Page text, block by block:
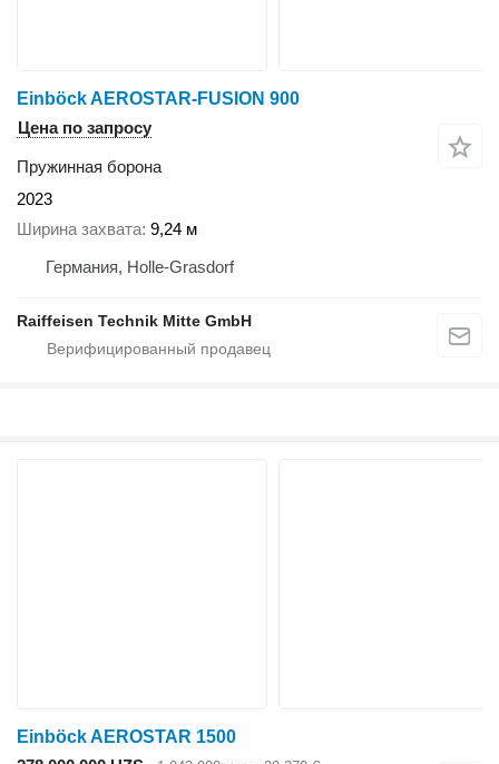
Einböck AEROSTAR-FUSION 900
Цена по запросу
Пружинная борона
2023
Ширина захвата 9,24 м
Германия, Holle-Grasdorf
Raiffeisen Technik Mitte GmbH
Einböck AEROSTAR 1500